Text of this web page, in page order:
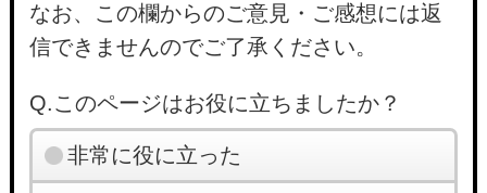
なお、この欄からのご意見・ご感想には返
信できませんのでご了承ください。
Q.このページはお役に立ちましたか？
非常に役に立った